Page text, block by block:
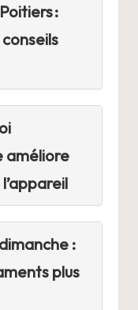
:
améliore
:
plus